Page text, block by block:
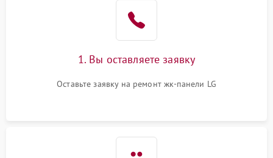
1. Вы оставляете заявку
Оставьте заявку на ремонт жк-панели LG